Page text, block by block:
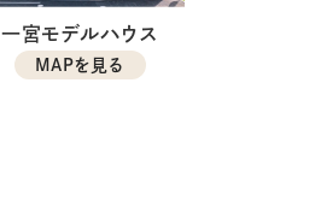
一宮モデルハウス
MAPを見る